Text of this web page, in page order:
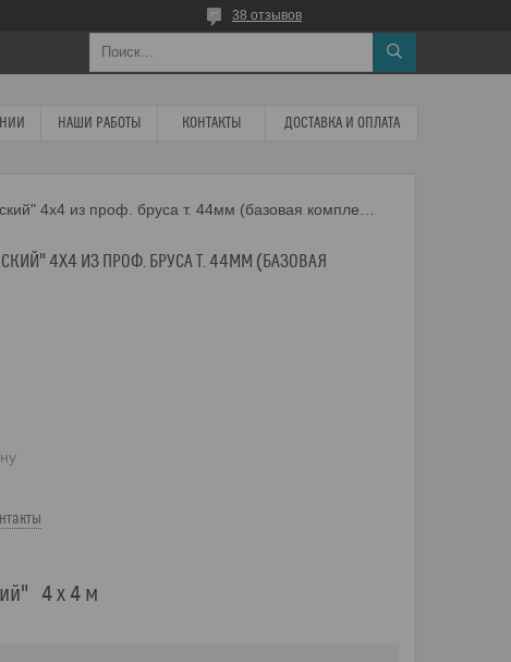
38 отзывов
НАШИ РАБОТЫ КОНТАКТЫ ДОСТАВКА И ОПЛАТА
4Х4 ИЗ ПРОФ. БРУСА Т. 44ММ (БАЗОВАЯ
4 х 4 м